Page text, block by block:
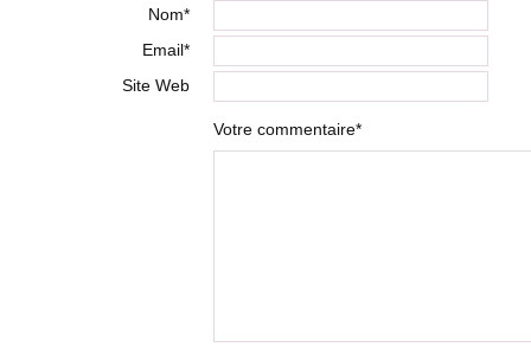
Nom*
Email*
Site Web
Votre commentaire*